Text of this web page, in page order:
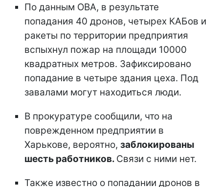
По данным ОВА, в результате
попадания 40 дронов, четырех КАБов и
ракеты по территории предприятия
вспыхнул пожар на площади 10000
квадратных метров. Зафиксировано
попадание в четыре здания цеха. Под
завалами могут находиться люди.
В прокуратуре сообщили, что на
поврежденном предприятии в
Харькове, вероятно, заблокированы
шесть работников. Связи с ними нет.
Также известно о попадании дронов в